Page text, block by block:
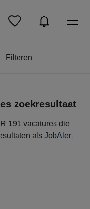
Filteren
zoekresultaat
191 vacatures die
als JobAlert